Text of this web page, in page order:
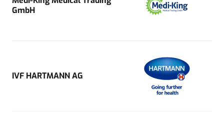
GmbH
IVF HARTMANN AG